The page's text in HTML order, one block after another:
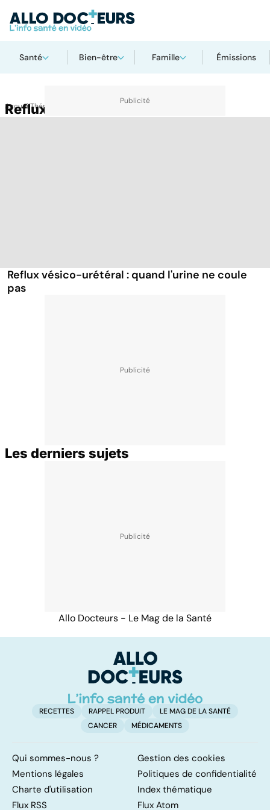
Santé Bien-être Famille Émissions
AccueilThématiques
Reflux vésico-urétéral
Reflux vésico-urétéral : quand l'urine ne coule
pas
Les derniers sujets
Allo Docteurs - Le Mag de la Santé
RECETTES RAPPEL PRODUIT
LE MAG DE LA SANTÉ
CANCER
MÉDICAMENTS
Qui sommes-nous ?
Gestion des cookies
Mentions légales
Politiques de confidentialité
Charte d'utilisation
Index thématique
Flux RSS
Flux Atom